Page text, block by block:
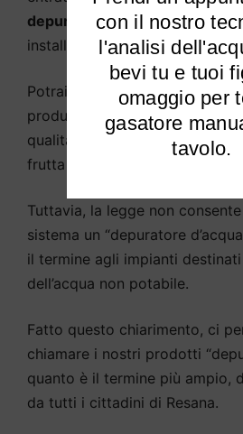
depuratore d’acquacome
installato sotto il lavello della
Potrai purificare l’acqua
produrre acqua potabile e di
qualità, abbeverare animali,
frutta e verdura, ecc.
Tuttavia, la legge non
sistema un “depuratore
il termine agli impianti
dell’acqua non potabile.
Fatto questo chiarimento, ci
chiamare i nostri prodotti
quanto è il termine più ampio,
da tutti i cittadini di Resana.
l'analisi
bevi tu e tuoi
omaggio per
gasatore
tavolo.